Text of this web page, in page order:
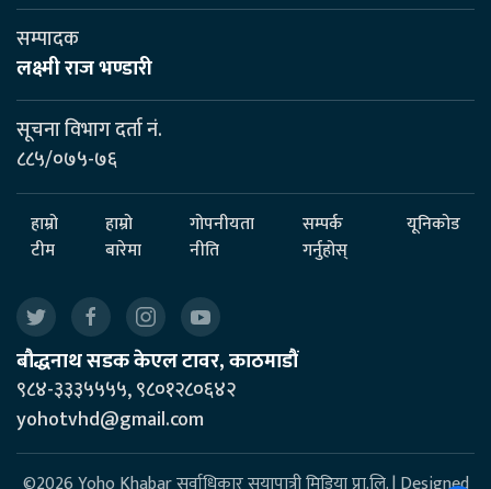
सम्पादक
लक्ष्मी राज भण्डारी
सूचना विभाग दर्ता नं.
८८५/०७५-७६
हाम्रो
टीम
हाम्रो
बारेमा
गोपनीयता
नीति
सम्पर्क
गर्नुहोस्
यूनिकोड
बौद्धनाथ सडक केएल टावर, काठमाडौं
९८४-३३३५५५५, ९८०१२८०६४२
yohotvhd@gmail.com